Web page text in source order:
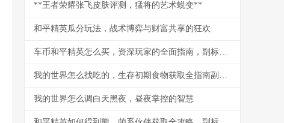
**王者荣耀张飞皮肤评测，猛将的艺术蜕变**
和平精英瓜分玩法，战术博弈与财富共享的狂欢
车币和平精英怎么买，资深玩家的全面指南，副标题，揭秘安全高效获取车币的实战心得
我的世界怎么找吃的，生存初期食物获取全指南副标题，从啃苹果到烤肉排的进阶之路
我的世界怎么调白天黑夜，昼夜掌控的智慧